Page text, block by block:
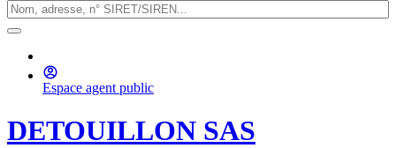
Espace agent public
DETOUILLON SAS